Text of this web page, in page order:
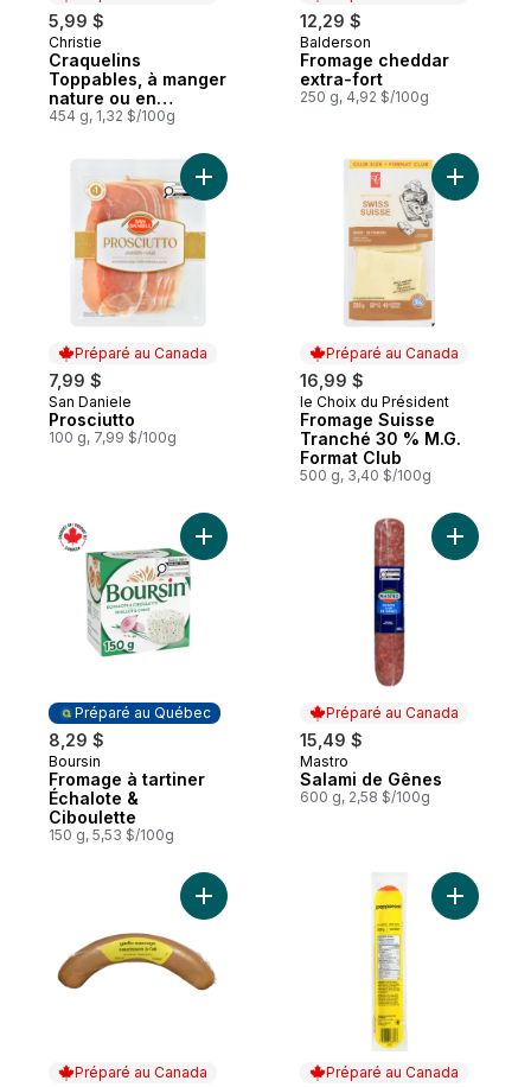
5,99 $
Préparé au Canada
Christie
Craquelins
Toppables, à manger
nature ou en
topping, goût beurré,
fondants en bouche
454 g, 1,32 $/100g
12,29 $
Préparé au Canada
Balderson
Fromage cheddar
extra-fort
250 g, 4,92 $/100g
Préparé au Canada
7,99 $
Préparé au Canada
San Daniele
Prosciutto
100 g, 7,99 $/100g
Ajouter Prosciutto au panier
Préparé au Canada
16,99 $
Préparé au Canada
le Choix du Président
Fromage Suisse
Tranché 30 % M.G.
Format Club
500 g, 3,40 $/100g
Ajouter
Préparé au Québec
8,29 $
Préparé au Québec
Boursin
Fromage à tartiner
Échalote &
Ciboulette
150 g, 5,53 $/100g
Ajouter Fromage à tartiner Échalote &
Préparé au Canada
15,49 $
Préparé au Canada
Mastro
Salami de Gênes
600 g, 2,58 $/100g
Ajouter
Préparé au Canada
Ajouter Saucisson à l’ail en spirale au
Préparé au Canada
Ajouter